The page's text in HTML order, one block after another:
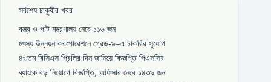
সর্বশেষ চাকুরীর খবর
বস্ত্র ও পাট মন্ত্রণালয় নেবে ১১৬ জন
মৎস্য উন্নয়ন করপোরেশনে গ্রেড-৯–এ চাকরির সুযোগ
৪৩তম বিসিএস প্রিলির দিন জানিয়ে বিজ্ঞপ্তি পিএসসির
ব্যাংকে বড় নিয়োগে বিজ্ঞপ্তি, অফিসার নেবে ১৪৩৯ জন